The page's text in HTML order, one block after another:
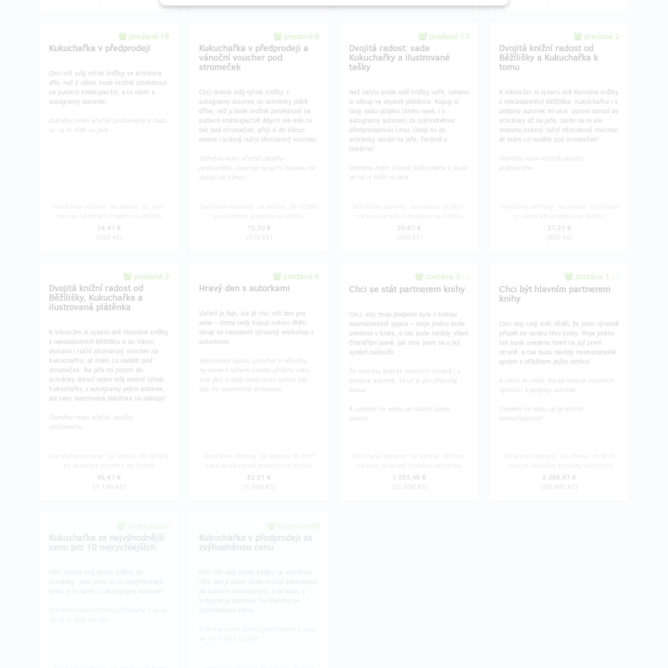
predané 18
Kukuchařka v předprodeji
Chci mít svůj výtisk knížky ve schránce
dřív, než ji vůbec bude možné zahlédnout
na pultech knihkupectví, a to navíc s
autogramy autorek!
Odměnu mám včetně poštovného a budu
se na ni těšit na jaře.
14,47 €
(350 Kč)
predané 8
Kukuchařka v předprodeji a
vánoční voucher pod
stromeček
Chci dostat svůj výtisk knížky s
autogramy autorek do schránky ještě
dříve, než ji bude možné zahlédnout na
pultech knihkupectví! Abych ale měl co
dát pod stromeček, přeji si do Vánoc
dostat i krásný ruční sítotiskový voucher.
Odměnu mám včetně obojího
poštovného, voucher na jarní novinku mi
dorazí do Vánoc.
15,30 €
(370 Kč)
predané 13
​Dvojitá radost: sada
Kukuchařky a ilustrované
tašky
Než začnu podle vaší knížky vařit, odnesu
si nákup ve stylové plátěnce. Kupuji si
tedy sadu obojího (knihu navíc i s
autogramy autorek) za zvýhodněnou
předprodejovou cenu. Obojí mi do
schránky dorazí na jaře, čerstvé z
tiskárny!
Odměnu mám včetně poštovného a budu
se na ni těšit na jaře.
20,67 €
(500 Kč)
predané 2
Dvojitá knižní radost od
Běžílišky a Kukuchařka k
tomu
K Vánocům si vyberu dvě libovolné knížky
z nakladatelství Běžíliška. Kukuchařka i s
podpisy autorek mi sice potom dorazí do
schránky až na jaře, zatím na ni ale
dostanu krásný ruční sítotiskový voucher,
ať mám co nadělit pod stromeček!
Odměnu mám včetně obojího
poštovného.
37,21 €
(900 Kč)
predané 3
Dvojitá knižní radost od
Běžílišky, Kukuchařka a
ilustrovaná plátěnka
K Vánocům si vyberu dvě libovolné knížky
z nakladatelství Běžíliška a do Vánoc
dostanu i ruční sítotiskový voucher na
Kukuchařku, ať mám co nadělit pod
stromeček. Na jaře mi potom do
schránky dorazí nejen můj vlastní výtisk
Kukuchařky s autogramy jejích autorek,
ale taky ilustrovaná plátěnka na nákupy!
Odměnu mám včetně obojího
poštovného.
45,47 €
(1 100 Kč)
predané 4
Hravý den s autorkami
Vaření je fajn, ale já chci mít den pro
sebe – tímto tedy kupuji svému dítěti
vstup na celodenní výtvarný workshop s
autorkami.
Workshopy budou probíhat v několika
termínech během celého příštího roku -
svůj den si tedy budu moci vybrat tak,
aby mi maximálně vyhovoval.
62,01 €
(1 500 Kč)
zostáva 3 z 3
Chci se stát partnerem knihy
Chci, aby moje podpora byla s knihou
nesmazatelně spjata – moje jméno bude
uvedeno v knize, a tak bude navždy všem
čtenářům jasné, jak moc jsem se o její
vydání zasloužil.
Že dostanu dvacet vlastních výtisků i s
podpisy autorek, to už je jen příjemný
bonus.
A uvedení na webu se rozumí samo
sebou!
1 033,48 €
(25 000 Kč)
zostáva 1 z 1
Chci být hlavním partnerem
knihy
Chci aby celý svět věděl, že jsem výrazně
přispěl ke vzniku této knihy. Moje jméno
tak bude uvedeno hned na její první
straně, a tak budu navždy nesmazatelně
spojen s příběhem jejího vzniku!
K tomu mi navíc dorazí dvacet vlastních
výtisků i s podpisy autorek.
Uvedení na webu už je potom
samozřejmostí!
2 066,97 €
(50 000 Kč)
Kukuchařka za nejvýhodnější
cenu pro 10 nejrychlejších
Kukuchařka v předprodeji za
zvýhodněnou cenu